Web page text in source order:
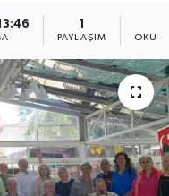
1
PAYLAŞIM